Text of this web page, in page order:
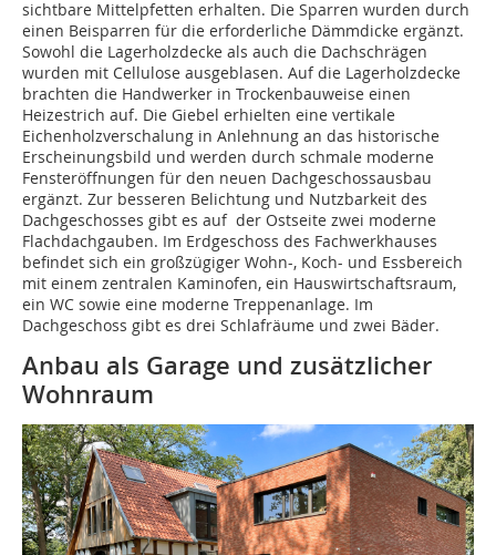
sichtbare Mittelpfetten erhalten. Die Sparren wurden durch
einen Beisparren für die erforderliche Dämmdicke ergänzt.
Sowohl die Lagerholzdecke als auch die Dachschrägen
wurden mit Cellulose ausgeblasen. Auf die Lagerholzdecke
brachten die Handwerker in Trockenbauweise einen
Heizestrich auf. Die Giebel erhielten eine vertikale
Eichenholzverschalung in Anlehnung an das historische
Erschein­ungsbild und werden durch schmale moderne
Fenster­öffnungen für den neuen Dachgeschossausbau
ergänzt. Zur besseren Belichtung und Nutzbarkeit des
Dachgeschosses gibt es auf der Ostseite zwei moderne
Flachdachgauben. Im Erdgeschoss des Fachwerkhauses
befindet sich ein großzügiger Wohn-, Koch- und Essbereich
mit einem zentralen Kaminofen, ein Hauswirtschaftsraum,
ein WC sowie eine moderne Treppenanlage. Im
Dachgeschoss gibt es drei Schlafräume und zwei Bäder.
Anbau als Garage und zusätzlicher
Wohnraum